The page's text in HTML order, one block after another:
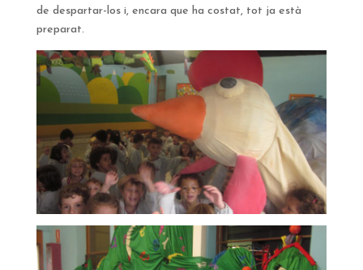
de despartar-los i, encara que ha costat, tot ja està
preparat.